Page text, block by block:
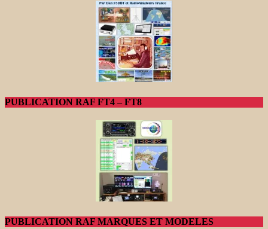
PUBLICATION RAF FT4 – FT8
PUBLICATION RAF MARQUES ET MODELES